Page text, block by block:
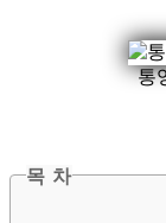
통
목 차